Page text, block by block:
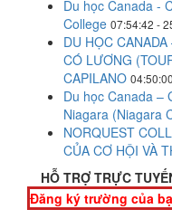
Du học Canada -
College 07:54:42 -
DU HỌC
CÓ LƯƠNG
CAPILANO
Du học Canada –
Niagara (Niagara
NORQUEST
CỦA CƠ HỘI VÀ
HỖ TRỢ TRỰC
Đăng ký trường của